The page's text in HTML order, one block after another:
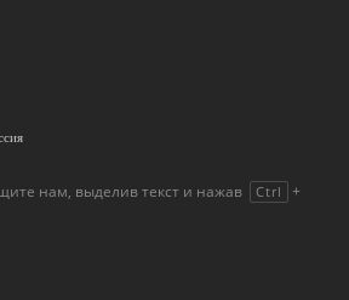
нам, выделив текст и нажав Ctrl +